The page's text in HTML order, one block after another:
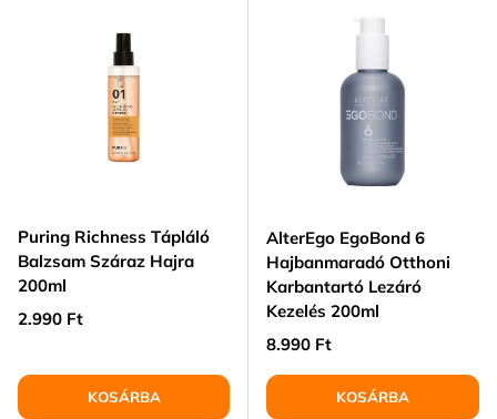
Puring Richness Tápláló
Balzsam Száraz Hajra
200ml
Normál ár
2.990 Ft
KOSÁRBA
AlterEgo EgoBond 6
Hajbanmaradó Otthoni
Karbantartó Lezáró
Kezelés 200ml
Normál ár
8.990 Ft
KOSÁRBA